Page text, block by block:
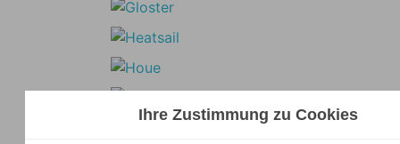
Ihre Zustimmung zu Cookies